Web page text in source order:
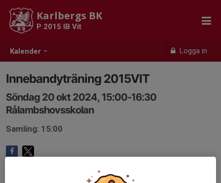
Kalender Logga in
Karlbergs BK
P 2015 IB Vit
Innebandyträning 2015VIT
Söndag 20 okt 2024, 15:00-16:30
Rålambshovsskolan
Samling: 15:00